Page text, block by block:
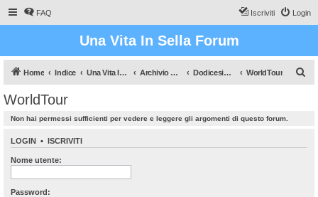
FAQ Login
Iscriviti
Una Vita In Sella Forum
Home Indice Una Vita In Sella (Il gioco che vi farà sudare!) Archivio Dati Dodicesima stagione WorldTour
WorldTour
Non hai permessi sufficienti per vedere e leggere gli argomenti di questo forum.
LOGIN • ISCRIVITI
Nome utente:
Password: